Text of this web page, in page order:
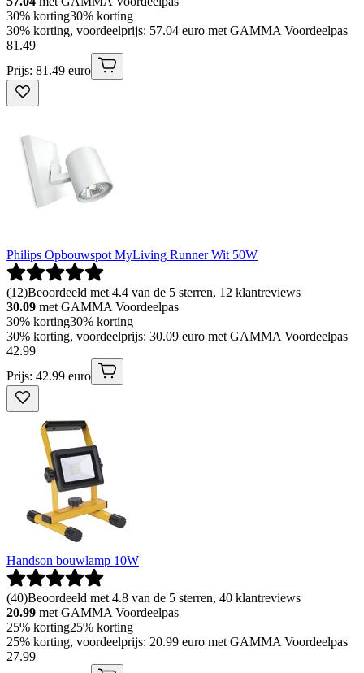
30% korting30% korting
30% korting, voordeelprijs: 57.04 euro met GAMMA Voordeelpas
81 .49
Prijs: 81.49 euro
Philips Opbouwspot MyLiving Runner Wit 50W
(12)Beoordeeld met 4.4 van de 5 sterren, 12 klantreviews
30.09 met GAMMA Voordeelpas
30% korting30% korting
30% korting, voordeelprijs: 30.09 euro met GAMMA Voordeelpas
42.99
Prijs: 42.99 euro
Handson bouwlamp 10W
(40)Beoordeeld met 4.8 van de 5 sterren, 40 klantreviews
20.99 met GAMMA Voordeelpas
25% korting25% korting
25% korting, voordeelprijs: 20.99 euro met GAMMA Voordeelpas
27.99